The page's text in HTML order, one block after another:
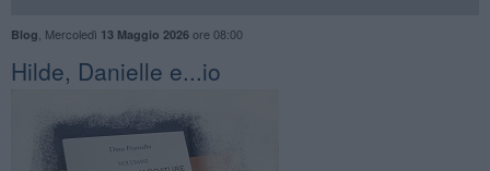
Blog Mercoledì 13 Maggio 2026ore 08:00
Hilde, Danielle e...io